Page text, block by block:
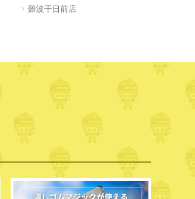
難波千日前店